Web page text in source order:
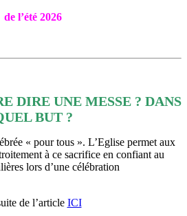
de l’été 2026
DIRE UNE MESSE ? DANS
BUT ?
« pour tous ». L’Eglise permet aux
à ce sacrifice en confiant au
lors d’une célébration
de l’article ICI